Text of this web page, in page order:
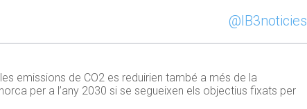
@IB3noticies
emissions de CO2 es reduirien també a més de la
per a l’any 2030 si se segueixen els objectius fixats per